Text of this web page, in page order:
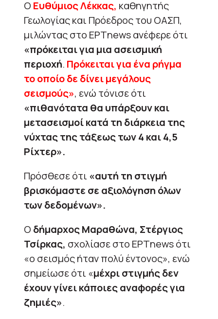
Ο Ευθύμιος Λέκκας, καθηγητής
Γεωλογίας και Πρόεδρος του ΟΑΣΠ,
μιλώντας στο ΕΡΤnews ανέφερε ότι
«πρόκειται για μια ασεισμική
περιοχή. Πρόκειται για ένα ρήγμα
το οποίο δε δίνει μεγάλους
σεισμούς», ενώ τόνισε ότι
«πιθανότατα θα υπάρξουν και
μετασεισμοί κατά τη διάρκεια της
νύχτας της τάξεως των 4 και 4,5
Ρίχτερ».
Πρόσθεσε ότι «αυτή τη στιγμή
βρισκόμαστε σε αξιολόγηση όλων
των δεδομένων».
Ο δήμαρχος Μαραθώνα, Στέργιος
Τσίρκας, σχολίασε στο ΕΡΤnews ότι
«ο σεισμός ήταν πολύ έντονος», ενώ
σημείωσε ότι «μέχρι στιγμής δεν
έχουν γίνει κάποιες αναφορές για
ζημιές».